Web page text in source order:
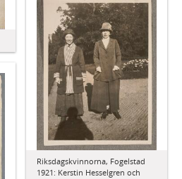
Riksdagskvinnorna, Fogelstad
1921: Kerstin Hesselgren och